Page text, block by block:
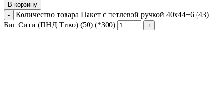
В корзину
Количество товара Пакет с петлевой ручкой 40x44+6 (43)
Биг Сити (ПНД Тико) (50) (*300)